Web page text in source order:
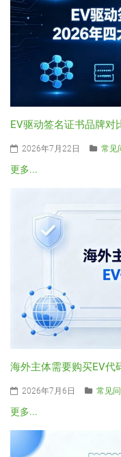
EV驱动签名证书品牌对
2026年7月22日 常见
更多...
海外主体需要购买EV代
2026年7月6日 常见
更多...